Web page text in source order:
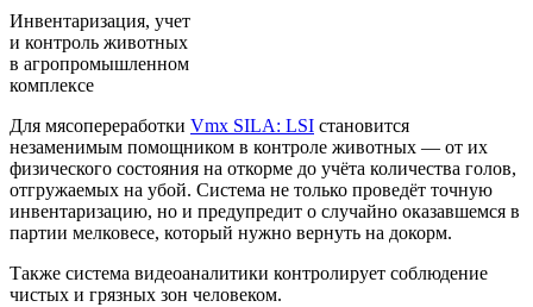
Инвентаризация, учет
и контроль животных
в агропромышленном
комплексе
Для мясопереработки Vmx SILA: LSI становится
незаменимым помощником в контроле животных — от их
физического состояния на откорме до учёта количества голов,
отгружаемых на убой. Система не только проведёт точную
инвентаризацию, но и предупредит о случайно оказавшемся в
партии мелковесе, который нужно вернуть на докорм.
Также система видеоаналитики контролирует соблюдение
чистых и грязных зон человеком.